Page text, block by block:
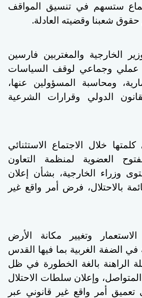
ستسهم في تنسيق المواقف
حقوق شعبنا وقضيته العادلة.
الخارجية والمغتربين فارسين
عملي وجماعي لوقف السياسات
ومحاسبة المسؤولين عنها،
الدولي وقرارات الشرعية
خلال الاجتماع الاستثنائي
العضوية لمنظمة التعاون
وزراء الخارجية، بشأن إعلان
بالاحتلال، فرض أمر واقع غير
وتغيير مكانة الأرض
في الضفة الغربية بما فيها القدس
الراهنة بالغة الخطورة في ظل
المتواصل، وإعلان سلطات الاحتلال
أمر واقع غير قانوني عبر